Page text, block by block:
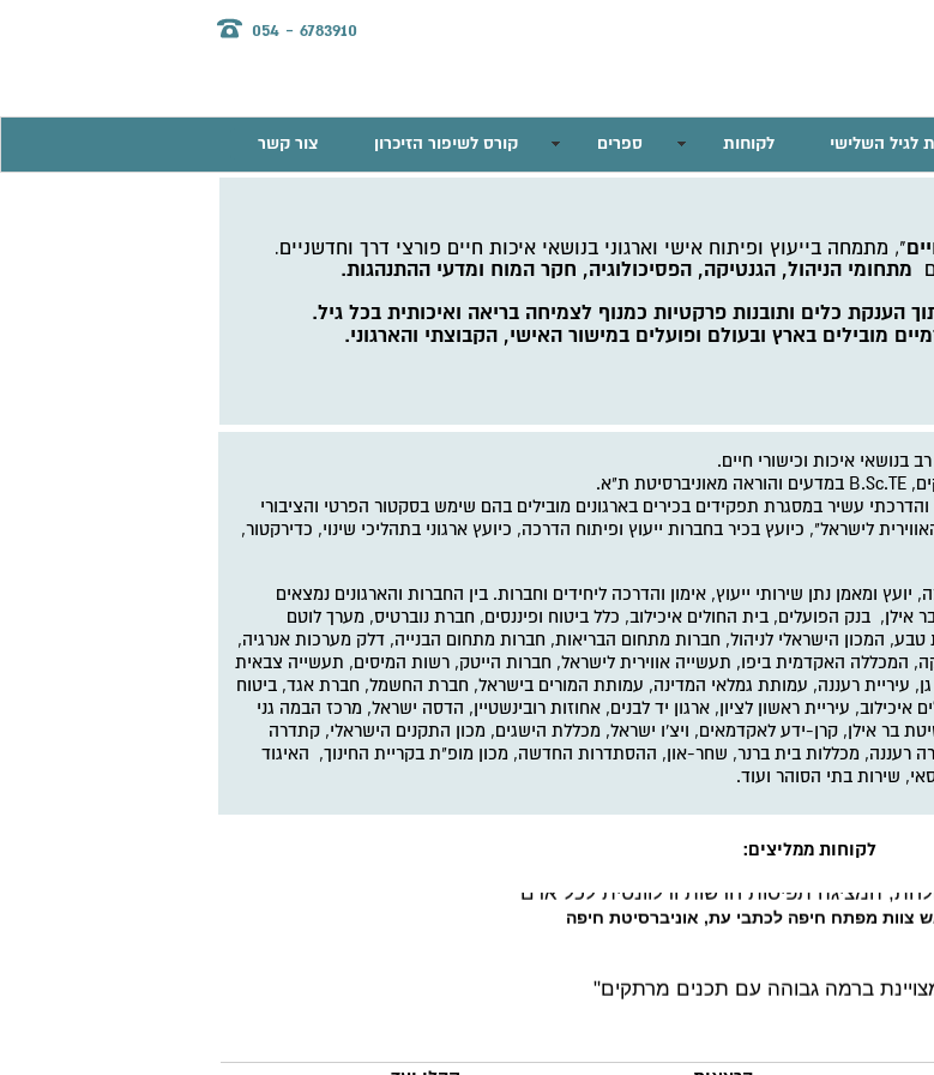
לגיל השלישי לקוחות ספרים קורס לשיפור הזיכרון צור קשר
054 - 6783910
", מתמחה בייעוץ ופיתוח אישי וארגוני בנושאי איכות חיים פורצי דרך וחדשניים.
מתחומי הניהול, הגנטיקה, הפסיכולוגיה, חקר המוח ומדעי ההתנהגות.
הענקת כלים ותובנות פרקטיות כמנוף לצמיחה בריאה ואיכותית בכל גיל.
מובילים בארץ ובעולם ופועלים במישור האישי, הקבוצתי והארגוני.
בנושאי איכות וכישורי חיים.
B.Sc.TE במדעים והוראה מאוניברסיטת ת"א.
והדרכתי עשיר במסגרת תפקידים בכירים בארגונים מובילים בהם שימש בסקטור הפרטי והציבורי
לישראל", כיועץ בכיר בחברות ייעוץ ופיתוח הדרכה, כיועץ ארגוני בתהליכי שינוי, כדירקטור,
ומאמן נתן שירותי ייעוץ, אימון והדרכה ליחידים וחברות. בין החברות והארגונים נמצאים
אילן, בנק הפועלים, בית החולים איכילוב, כלל ביטוח ופיננסים, חברת נוברטיס, מערך לוטם
המכון הישראלי לניהול, חברות מתחום הבריאות, חברות מתחום הבנייה, דלק מערכות אנרגיה,
המכללה האקדמית ביפו, תעשייה אווירית לישראל, חברות הייטק, רשות המיסים, תעשייה צבאית
עיריית רעננה, עמותת גמלאי המדינה, עמותת המורים בישראל, חברת החשמל, חברת אגד, ביטוח
עיריית ראשון לציון, ארגון יד לבנים, אחוזות רובינשטיין, הדסה ישראל, מרכז הבמה גני
בר אילן, קרן-ידע לאקדמאים, ויצ'ו ישראל, מכללת הישגים, מכון התקנים הישראלי, קתדרה
רעננה, מכללות בית ברנר, שחר-און, ההסתדרות החדשה, מכון מופ"ת בקריית החינוך, האיגוד
שירות בתי הסוהר ועוד.
המציגה תפיסות חדשות ורלוונטית לכל אדם"
צוות מפתח חיפה לכתבי עת, אוניברסיטת חיפה
ברמה גבוהה עם תכנים מרתקים"
לקוחות ממליצים: